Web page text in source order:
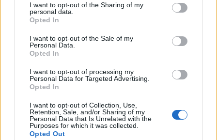
I want to opt-out of the Sharing of my
personal data.
Opted In
I want to opt-out of the Sale of my
Personal Data.
Opted In
I want to opt-out of processing my
Personal Data for Targeted Advertising.
Opted In
I want to opt-out of Collection, Use,
Retention, Sale, and/or Sharing of my
Personal Data that Is Unrelated with the
Purposes for which it was collected.
Opted Out
Pregrupisali ste se onako kako je odavno trebalo.
Fokusirate se na ono što vam donosi radost.
Oproštaj sada liči na poklon s neba. Umjesto tuge,
osjećate zahvalnost.
ignorišete
bliskoj osobi podsjećaju vas da briga o tijelu mora
biti na vrhu liste prioriteta. Uran u Blizancima
donosi taj mali šok koji vas pokreće.